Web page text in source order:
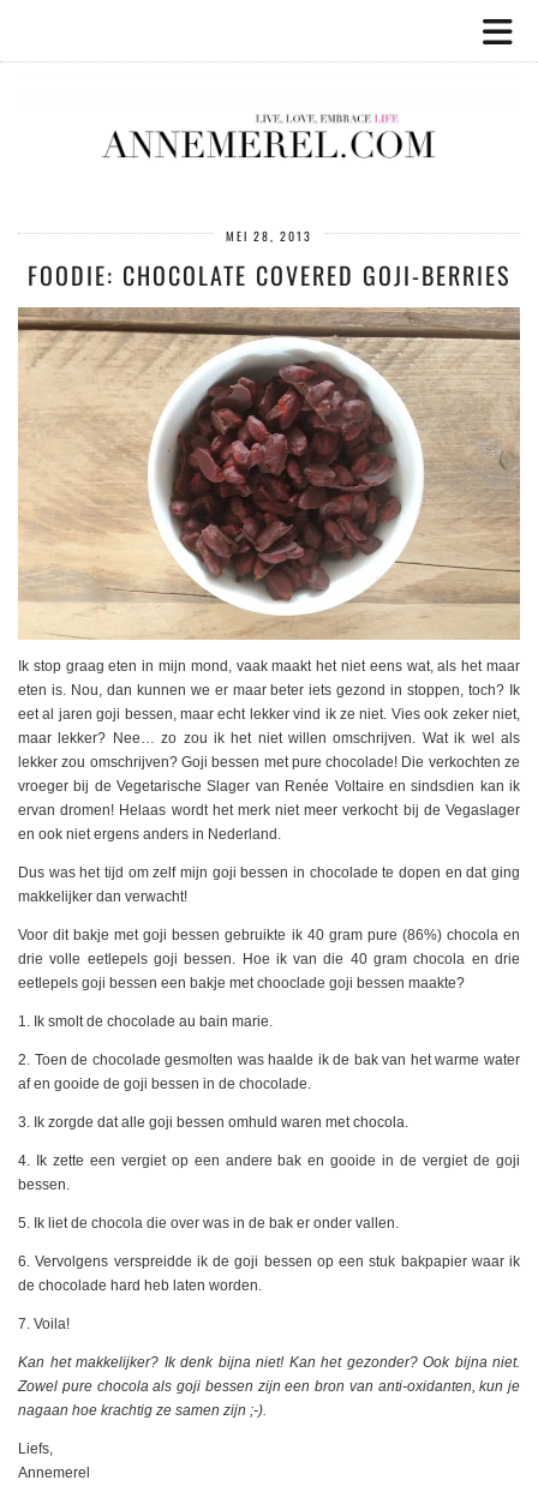
MEI 28, 2013
FOODIE: CHOCOLATE COVERED GOJI-BERRIES
Ik stop graag eten in mijn mond, vaak maakt het niet eens wat, als het maar
eten is. Nou, dan kunnen we er maar beter iets gezond in stoppen, toch? Ik
eet al jaren goji bessen, maar echt lekker vind ik ze niet. Vies ook zeker niet,
maar lekker? Nee… zo zou ik het niet willen omschrijven. Wat ik wel als
lekker zou omschrijven? Goji bessen met pure chocolade! Die verkochten ze
vroeger bij de Vegetarische Slager van Renée Voltaire en sindsdien kan ik
ervan dromen! Helaas wordt het merk niet meer verkocht bij de Vegaslager
en ook niet ergens anders in Nederland.
Dus was het tijd om zelf mijn goji bessen in chocolade te dopen en dat ging
makkelijker dan verwacht!
Voor dit bakje met goji bessen gebruikte ik 40 gram pure (86%) chocola en
drie volle eetlepels goji bessen. Hoe ik van die 40 gram chocola en drie
eetlepels goji bessen een bakje met chooclade goji bessen maakte?
1. Ik smolt de chocolade au bain marie.
2. Toen de chocolade gesmolten was haalde ik de bak van het warme water
af en gooide de goji bessen in de chocolade.
3. Ik zorgde dat alle goji bessen omhuld waren met chocola.
4. Ik zette een vergiet op een andere bak en gooide in de vergiet de goji
bessen.
5. Ik liet de chocola die over was in de bak er onder vallen.
6. Vervolgens verspreidde ik de goji bessen op een stuk bakpapier waar ik
de chocolade hard heb laten worden.
7. Voila!
Kan het makkelijker? Ik denk bijna niet! Kan het gezonder? Ook bijna niet.
Zowel pure chocola als goji bessen zijn een bron van anti-oxidanten, kun je
nagaan hoe krachtig ze samen zijn ;-).
Liefs,
Annemerel